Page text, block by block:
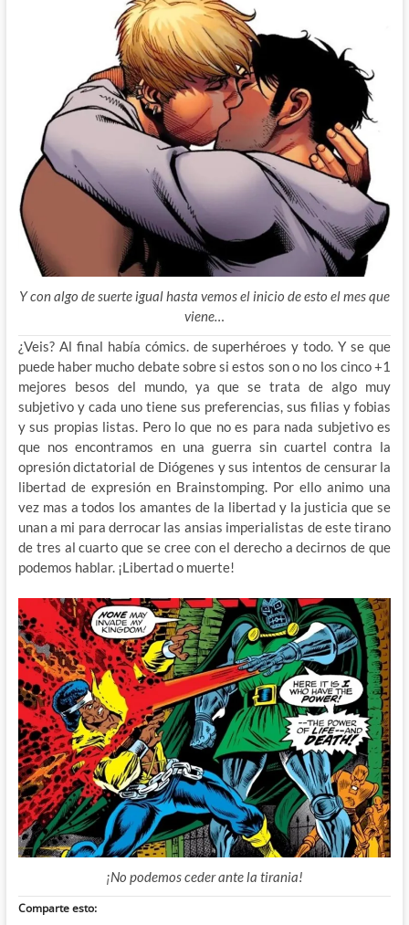
Y con algo de suerte igual hasta vemos el inicio de esto el mes que
viene…
¿Veis? Al final había cómics. de superhéroes y todo. Y se que
puede haber mucho debate sobre si estos son o no los cinco +1
mejores besos del mundo, ya que se trata de algo muy
subjetivo y cada uno tiene sus preferencias, sus filias y fobias
y sus propias listas. Pero lo que no es para nada subjetivo es
que nos encontramos en una guerra sin cuartel contra la
opresión dictatorial de Diógenes y sus intentos de censurar la
libertad de expresión en Brainstomping. Por ello animo una
vez mas a todos los amantes de la libertad y la justicia que se
unan a mi para derrocar las ansias imperialistas de este tirano
de tres al cuarto que se cree con el derecho a decirnos de que
podemos hablar. ¡Libertad o muerte!
¡No podemos ceder ante la tirania!
Comparte esto: